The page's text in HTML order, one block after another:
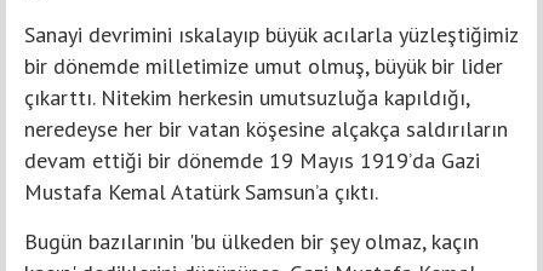
Sanayi devrimini ıskalayıp büyük acılarla yüzleştiğimiz
bir dönemde milletimize umut olmuş, büyük bir lider
çıkarttı. Nitekim herkesin umutsuzluğa kapıldığı,
neredeyse her bir vatan köşesine alçakça saldırıların
devam ettiği bir dönemde 19 Mayıs 1919’da Gazi
Mustafa Kemal Atatürk Samsun’a çıktı.
Bugün bazılarınin 'bu ülkeden bir şey olmaz, kaçın